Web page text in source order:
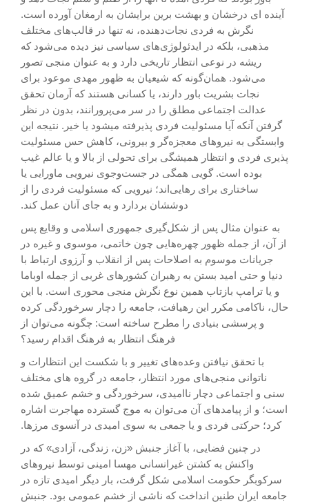
آینده ای درخشان و بهشت برین برایشان به ارمغان آورده است.
نگرش به فردی نجات‌دهنده، نه تنها در قالب‌های مختلف
مذهبی، بلکه در ایدئولوژی‌های سیاسی نیز دیده می‌شود که
ریشه در نوعی انتظار تاریخی دارد و به عنوان منجی تصور
می‌شود. همان‌گونه که شیعیان به ظهور مهدی موعود برای
نجات بشریت باور دارند، یا کسانی هستند که آرمان تحقق
عدالت اجتماعی مطلق را در سر می‌پرورانند، بدون در نظر
گرفتن آنکه آیا مسئولیت فردی پذیرفته میشود یا خیر. نتیجه این
وابستگی به نیروهای معجزه‌گر و بیرونی، کاهش حس مسئولیت
پذیری فردی و انتظار همیشگی برای تحولی از بالا و یا عالم غیب
بوده است. گویی همگی در جست‌وجوی نیرویی ماورایی یا
ساختاری برای رهایی‌اند؛ نیرویی که مسئولیت فردی را از
دوششان بردارد و به جای آنان عمل کند.
به عنوان مثال پس از شکل‌گیری جمهوری اسلامی و وقایع پس
از آن، از جمله ظهور چهره‌هایی چون خاتمی، موسوی و غیره در
جریانات موسوم به اصلاحات پس از انقلاب و آرزوی ارتباط با
دنیا و حتی امید بستن به رهبران کشورهای غربی از جمله اوباما
و یا ترامپ بازتاب همین نوع نگرش منجی محوری است. با این
حال، ناکامی مکرر این رهیافت، جامعه را دچار سرخوردگی کرده
و پرسشی بنیادی را مطرح ساخته است: چگونه می‌توان از
فرهنگ انتظار به فرهنگ اقدام رسید؟
با تحقق نیافتن وعده‌های تغییر و با شکست این انتظارات و
ناتوانی منجی‌های مورد انتظار، جامعه در گروه های مختلف
سنی و اجتماعی دچار ناامیدی، سرخوردگی و خشم عمیق شده
است؛ و از پیامدهای آن می‌توان به موج گسترده مهاجرت اشاره
کرد؛ حرکتی فردی و یا جمعی به سوی امیدی در آنسوی مرزها.
در چنین فضایی، با آغاز جنبش «زن، زندگی، آزادی» که در
واکنش به کشتن غیرانسانی مهسا امینی توسط نیروهای
سرکوبگر حکومت اسلامی شکل گرفت، بار دیگر امیدی تازه در
جامعه ایران طنین انداخت که ناشی از خشم عمومی بود. جنبش